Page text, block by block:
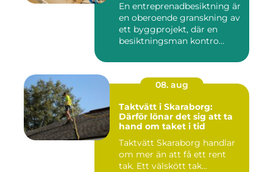
En entreprenadbesiktning är
en oberoende granskning av
ett byggprojekt, där en
besiktningsman kontro...
08. aug
Taktvätt i Skaraborg:
Därför lönar det sig att ta
hand om taket i tid
Taktvätt Skaraborg handlar
om mer än att få ett rent
tak. Ett välskött tak...